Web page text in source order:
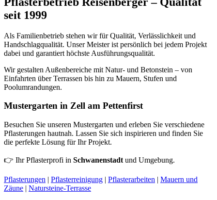
seit 1999
Als Familienbetrieb stehen wir für Qualität, Verlässlichkeit und
Handschlagqualität. Unser Meister ist persönlich bei jedem Projekt
dabei und garantiert höchste Ausführungsqualität.
Wir gestalten Außenbereiche mit Natur- und Betonstein – von
Einfahrten über Terrassen bis hin zu Mauern, Stufen und
Poolumrandungen.
Mustergarten in Zell am Pettenfirst
Besuchen Sie unseren Mustergarten und erleben Sie verschiedene
Pflasterungen hautnah. Lassen Sie sich inspirieren und finden Sie
die perfekte Lösung für Ihr Projekt.
👉 Ihr Pflasterprofi in Schwanenstadt und Umgebung.
Pflasterungen | Pflasterreinigung | Pflasterarbeiten | Mauern und
Zäune | Natursteine-Terrasse